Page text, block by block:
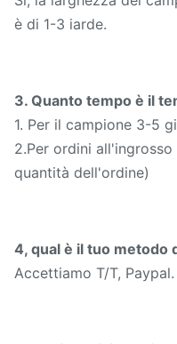
è di 1-3 iarde.
3. Quanto tempo è il
1. Per il campione 3-5
2.Per ordini
quantità dell'ordine)
4, qual è il tuo metodo
Accettiamo T/T, Paypal.